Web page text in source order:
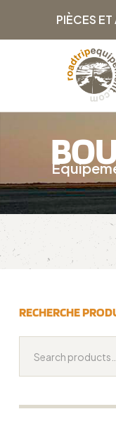
PIÈCES
RECHERCHE